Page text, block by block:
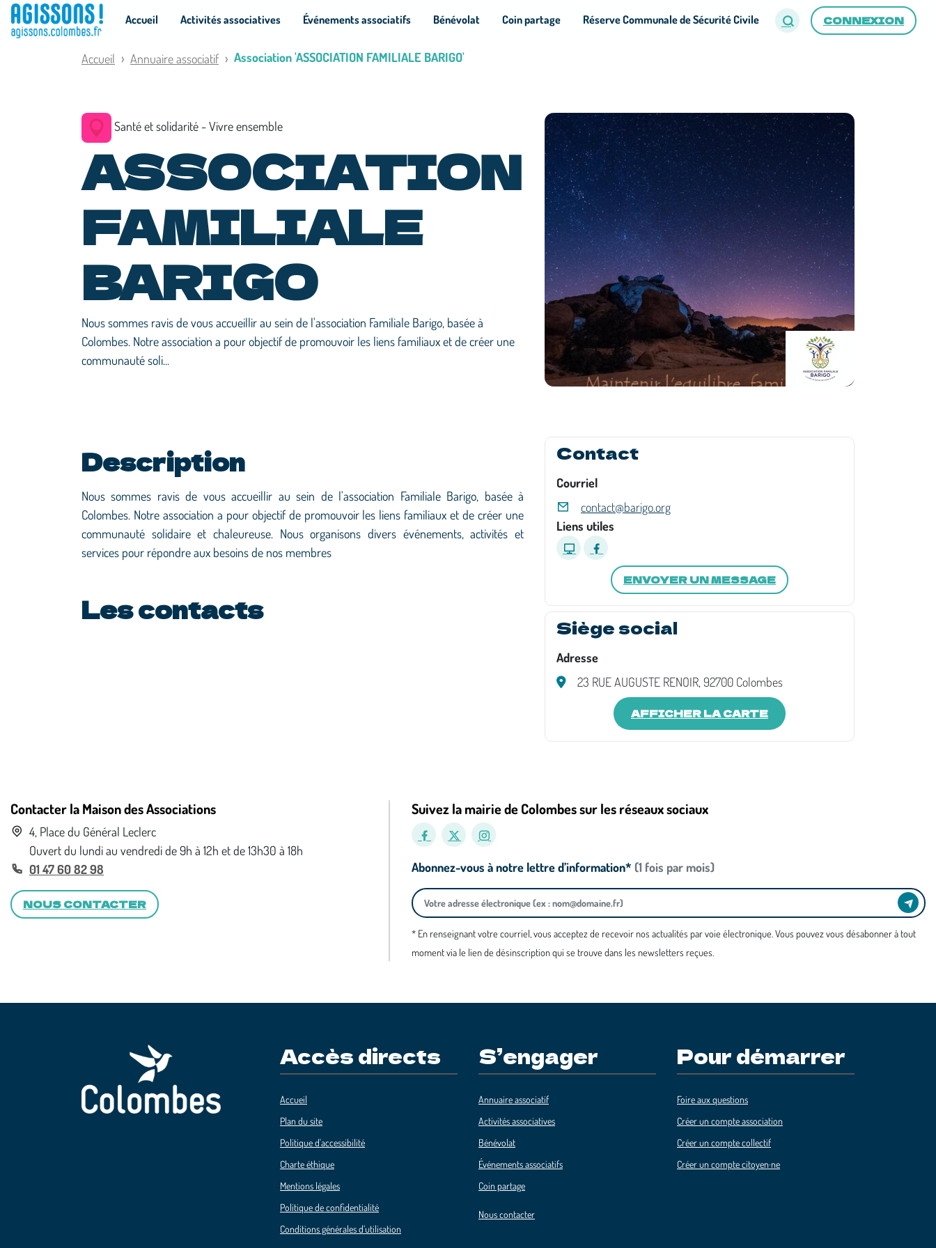
CONNEXION
Accueil Activités associatives Événements associatifs Bénévolat Coin partage Réserve Communale de Sécurité Civile
Accueil Annuaire associatif Association 'ASSOCIATION FAMILIALE BARIGO'
Santé et solidarité - Vivre ensemble
ASSOCIATION
FAMILIALE
BARIGO
Nous sommes ravis de vous accueillir au sein de l'association Familiale Barigo, basée à
Colombes. Notre association a pour objectif de promouvoir les liens familiaux et de créer une
communauté soli...
Description
Nous sommes ravis de vous accueillir au sein de l'association Familiale Barigo, basée à
Colombes. Notre association a pour objectif de promouvoir les liens familiaux et de créer une
communauté solidaire et chaleureuse. Nous organisons divers événements, activités et
services pour répondre aux besoins de nos membres
Les contacts
Contact
Courriel
contact@barigo.org
Liens utiles
ENVOYER UN MESSAGE
Siège social
Adresse
23 RUE AUGUSTE RENOIR, 92700 Colombes
AFFICHER LA CARTE
Contacter la Maison des Associations
4, Place du Général Leclerc
Ouvert du lundi au vendredi de 9h à 12h et de 13h30 à 18h
01 47 60 82 98
NOUS CONTACTER
Suivez la mairie de Colombes sur les réseaux sociaux
Abonnez-vous à notre lettre d’information* (1 fois par mois)
* En renseignant votre courriel, vous acceptez de recevoir nos actualités par voie électronique. Vous pouvez vous désabonner à tout
moment via le lien de désinscription qui se trouve dans les newsletters reçues.
Accès directs
Accueil
Plan du site
Politique d'accessibilité
Charte éthique
Mentions légales
Politique de confidentialité
Conditions générales d’utilisation
S’engager
Annuaire associatif
Activités associatives
Bénévolat
Événements associatifs
Coin partage
Nous contacter
Pour démarrer
Foire aux questions
Créer un compte association
Créer un compte collectif
Créer un compte citoyen·ne
Panneau de gestion des cookies